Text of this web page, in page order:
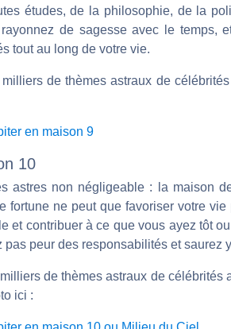
études, de la philosophie, de la
de sagesse avec le temps,
tout au long de votre vie.
de thèmes astraux de
en maison 9
10
astres non négligeable : la maison
fortune ne peut que favoriser votre
et contribuer à ce que vous ayez tôt
pas peur des responsabilités et saurez
de thèmes astraux de
ici :